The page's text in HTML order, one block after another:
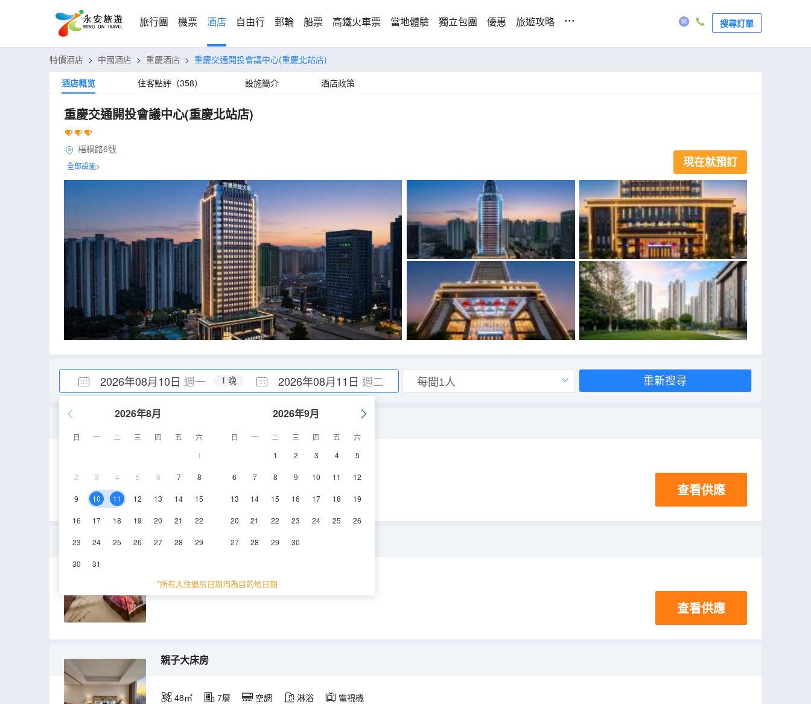
旅行團 機票 酒店 自由行 郵輪 船票 高鐵火車票 當地體驗 獨立包團 優惠 旅遊攻略 ... 搜尋訂單
特價酒店 > 中國酒店 > 重慶酒店 > 重慶交通開投會議中心(重慶北站店)
酒店概览
住客點評（358） 設施簡介 酒店政策
重慶交通開投會議中心(重慶北站店)
梧桐路6號
全部設施> 現在就預訂
2026年08月10日 週一 2026年08月11日 週二
1 晚
2026年8月
日 一 二 三 四 五
六
1
2 3 4 5 6 7 8
9 10 11 12 13 14 15
16 17 18 19 20 21 22
23 24 25 26 27 28 29
30 31
2026年9月
日 一 二 三 四 五
六
1
2 3 4 5
6 7 8 9 10 11 12
13 14 15 16 17 18 19
20 21 22 23 24 25 26
27 28 29 30
*所有入住退房日期均為目的地日期
重新搜尋
淋浴 電視機
查看供應
交通主題雙人房
35㎡ 6-7層 空調
查看供應
親子大床房
48㎡ 7層 空調 淋浴 電視機